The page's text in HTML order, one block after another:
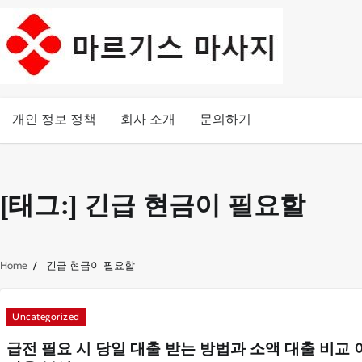
content
개인 정보 정책 회사 소개 문의하기
[태그:] 긴급 현금이 필요할
Home 긴급 현금이 필요할
Uncategorized
급전 필요 시 당일 대출 받는 방법과 소액 대출 비교